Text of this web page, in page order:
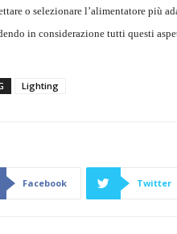
o selezionare l’alimentatore più
in considerazione tutti questi
Lighting
Facebook Twitter